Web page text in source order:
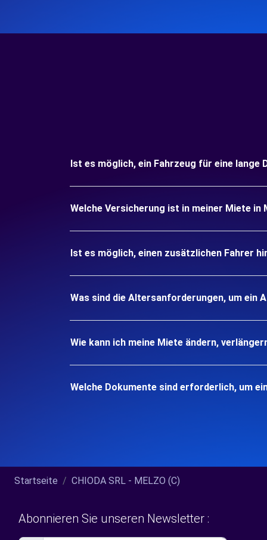
Ist es möglich, ein Fahrzeug für eine lange
Welche Versicherung ist in meiner Miete in
Ist es möglich, einen zusätzlichen Fahrer
Was sind die Altersanforderungen, um ein
Wie kann ich meine Miete ändern,
Welche Dokumente sind erforderlich, um
Startseite CHIODA SRL - MELZO (C)
Abonnieren Sie unseren Newsletter :